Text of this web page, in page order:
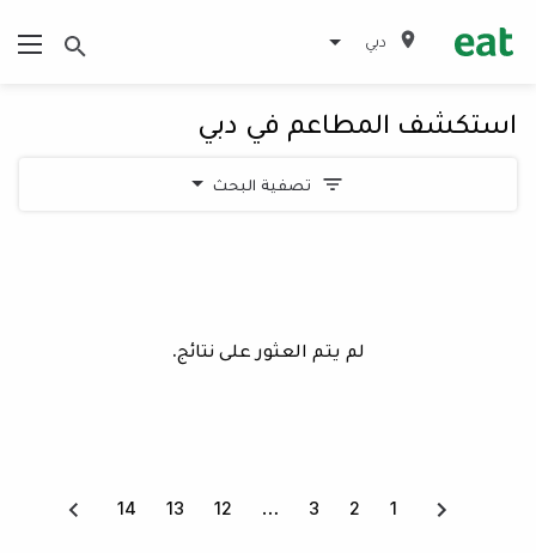
دبي
استكشف المطاعم في دبي
تصفية البحث
لم يتم العثور على نتائج.
1
2
3
12
13
14